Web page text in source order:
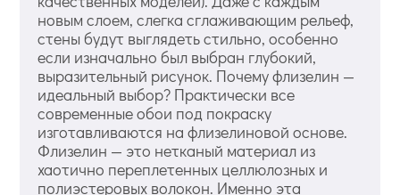
новым слоем, слегка сглаживающим рельеф,
стены будут выглядеть стильно, особенно
если изначально был выбран глубокий,
выразительный рисунок. Почему флизелин —
идеальный выбор? Практически все
современные обои под покраску
изготавливаются на флизелиновой основе.
Флизелин — это нетканый материал из
хаотично переплетенных целлюлозных и
полиэстеровых волокон. Именно эта